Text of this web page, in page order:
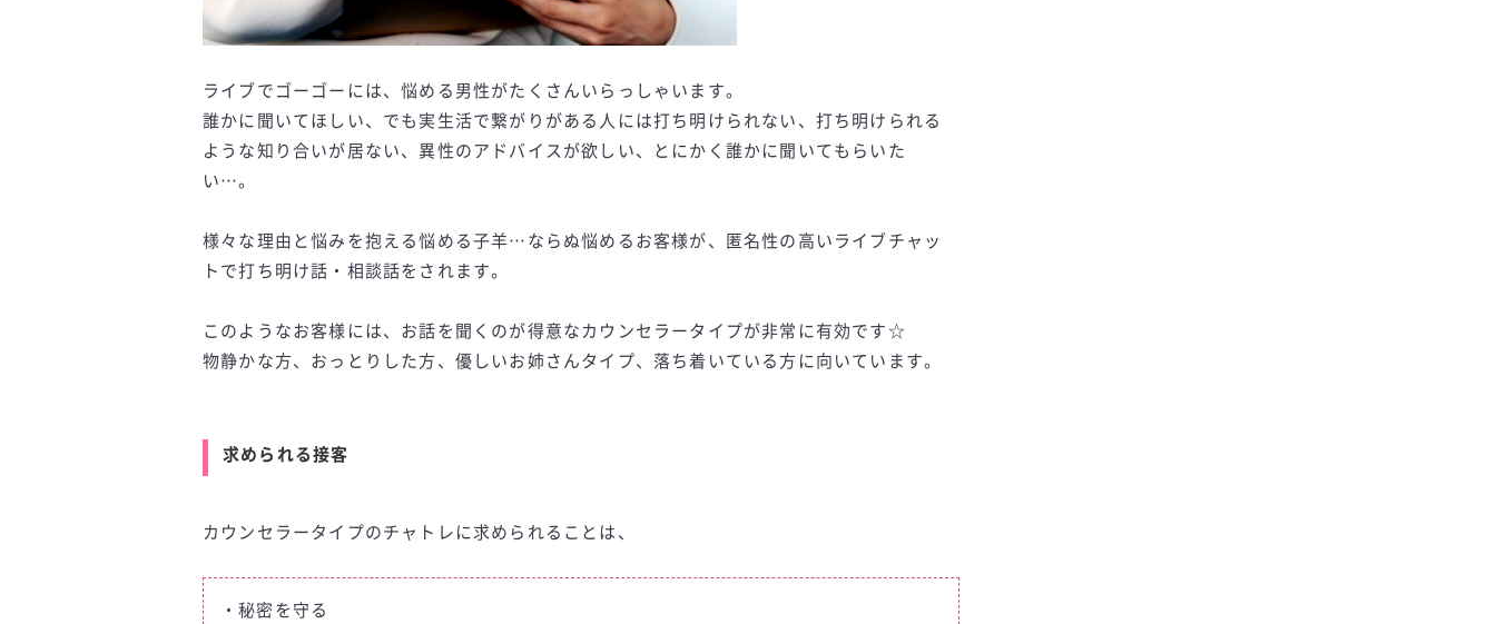
ライブでゴーゴーには、悩める男性がたくさんいらっしゃいます。
誰かに聞いてほしい、でも実生活で繋がりがある人には打ち明けられない、打ち明けられる
ような知り合いが居ない、異性のアドバイスが欲しい、とにかく誰かに聞いてもらいた
い…。
様々な理由と悩みを抱える悩める子羊…ならぬ悩めるお客様が、匿名性の高いライブチャッ
トで打ち明け話・相談話をされます。
このようなお客様には、お話を聞くのが得意なカウンセラータイプが非常に有効です☆
物静かな方、おっとりした方、優しいお姉さんタイプ、落ち着いている方に向いています。
求められる接客
カウンセラータイプのチャトレに求められることは、
・秘密を守る